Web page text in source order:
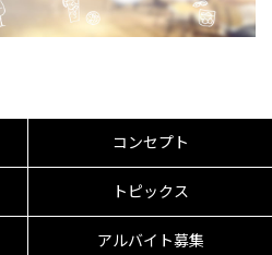
コンセプト
トピックス
アルバイト募集